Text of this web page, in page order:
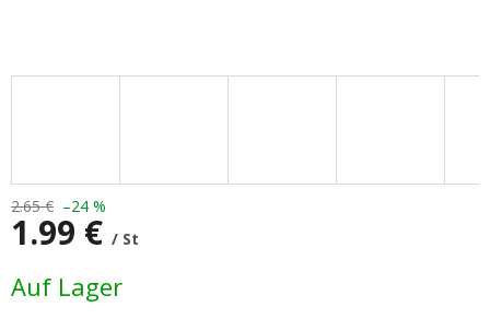
2.65 € –24 %
1.99 € / St
Auf Lager